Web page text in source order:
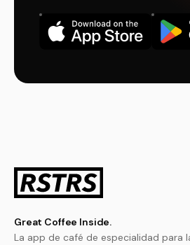
Great Coffee Inside.
La app de café de especialidad para